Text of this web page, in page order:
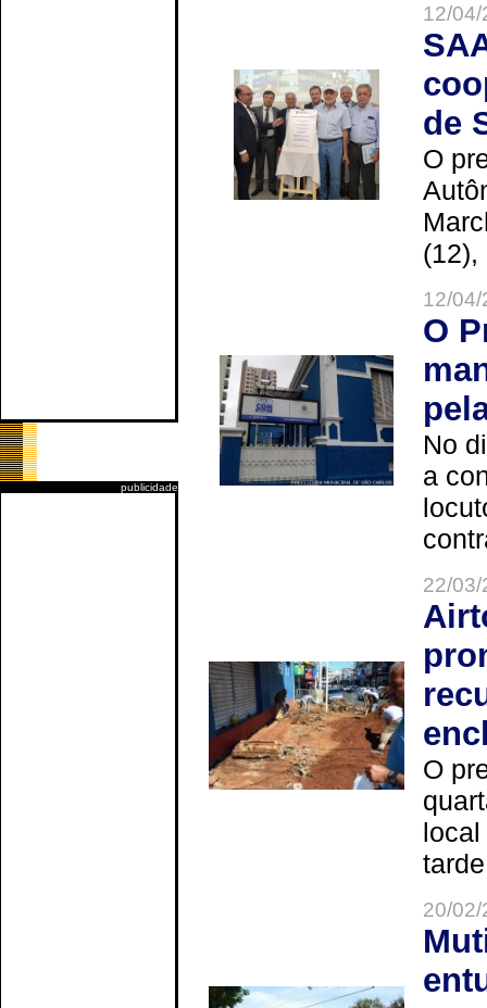
publicidade
12/
de
O
(12),
12/
O
No
a
22/
O
20/